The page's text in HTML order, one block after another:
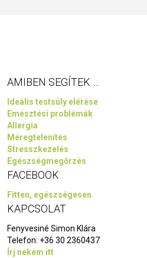
AMIBEN SEGÍTEK …
Ideális testsúly elérése
Emésztési problémák
Allergia
Méregtelenítés
Stresszkezelés
Egészségmegőrzés
FACEBOOK
Fitten, egészségesen
KAPCSOLAT
Fenyvesiné Simon Klára
Telefon: +36 30 2360437
Írj nekem itt